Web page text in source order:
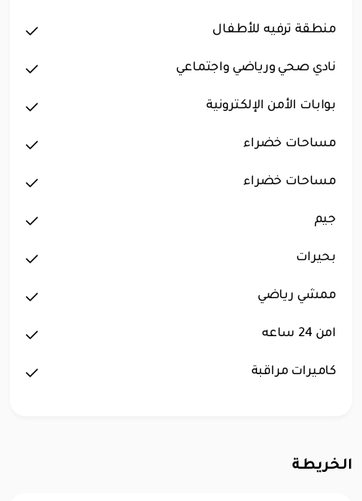
منطقة ترفيه للأطفال
نادي صحي ورياضي واجتماعي
بوابات الأمن الإلكترونية
مساحات خضراء
مساحات خضراء
جيم
بحيرات
ممشي رياضي
امن 24 ساعه
كاميرات مراقبة
الخريطة